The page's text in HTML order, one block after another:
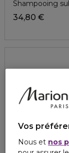
Shampooing
34,80 €
Vos
Nous et nos